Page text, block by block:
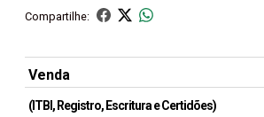
Compartilhe:
Venda
(ITBI, Registro, Escritura e Certidões)